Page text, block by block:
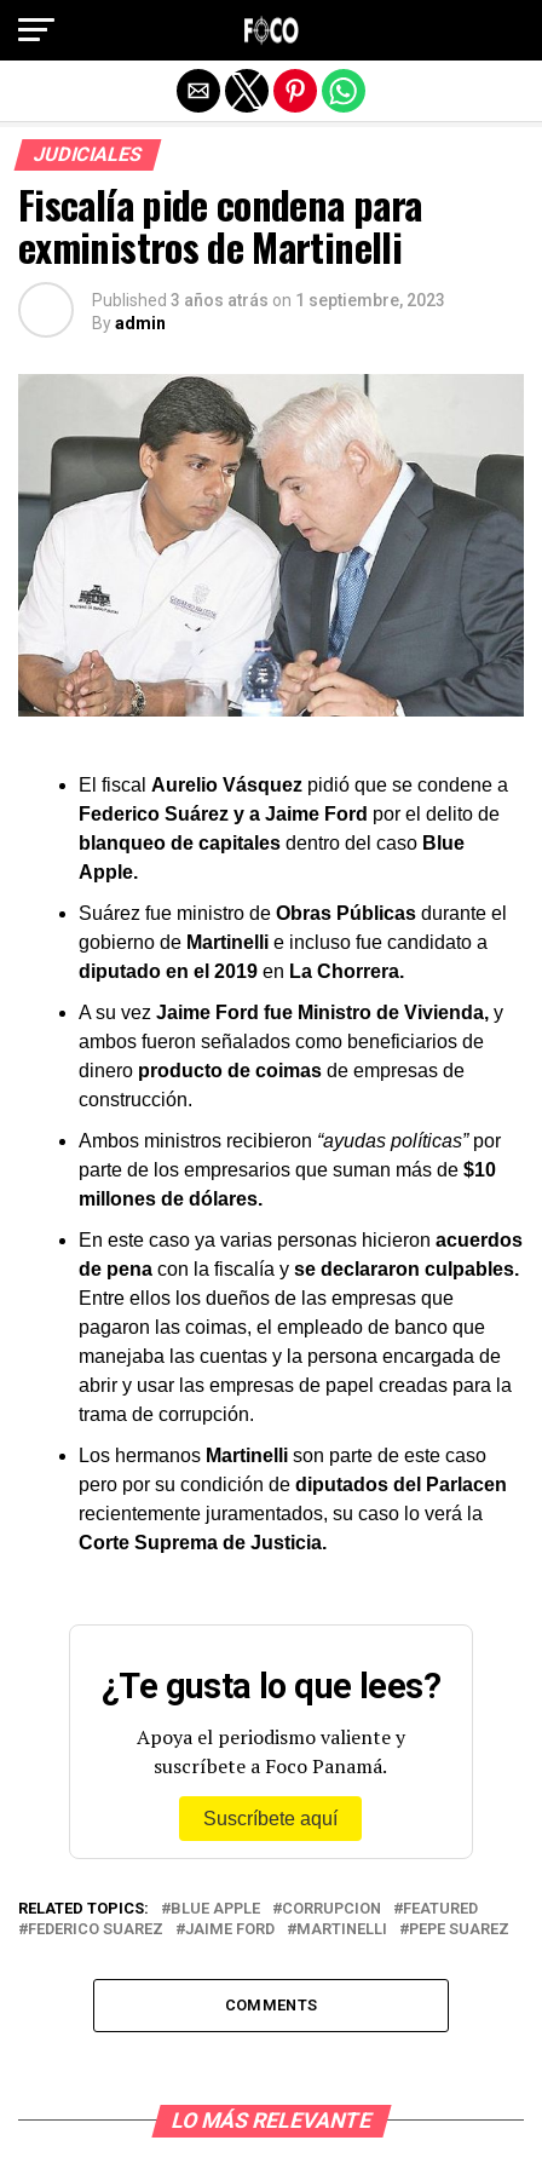
JUDICIALES
Fiscalía pide condena para
exministros de Martinelli
Published 3 años atrás on 1 septiembre, 2023
Byadmin
El fiscal Aurelio Vásquez pidió que se condene a
Federico Suárez y a Jaime Ford por el delito de
blanqueo de capitales dentro del caso Blue
Apple.
Suárez fue ministro de Obras Públicas durante el
gobierno de Martinelli e incluso fue candidato a
diputado en el 2019 en La Chorrera.
A su vez Jaime Ford fue Ministro de Vivienda, y
ambos fueron señalados como beneficiarios de
dinero producto de coimas de empresas de
construcción.
Ambos ministros recibieron “ayudas políticas”por
parte de los empresarios que suman más de $10
millones de dólares.
En este caso ya varias personas hicieron acuerdos
de pena con la fiscalía y se declararon culpables.
Entre ellos los dueños de las empresas que
pagaron las coimas, el empleado de banco que
manejaba las cuentas y la persona encargada de
abrir y usar las empresas de papel creadas para la
trama de corrupción.
Los hermanos Martinelli son parte de este caso
pero por su condición de diputados del Parlacen
recientemente juramentados, su caso lo verá la
Corte Suprema de Justicia.
¿Te gusta lo que lees?
Apoya el periodismo valiente y
suscríbete a Foco Panamá.
Suscríbete aquí
RELATED TOPICS: BLUE APPLE CORRUPCION
FEATURED
FEDERICO SUAREZ
JAIME FORD MARTINELLI PEPE SUAREZ
COMMENTS
LO MÁS RELEVANTE
Salir de la versión móvil